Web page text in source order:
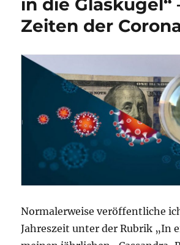
2020
–
Was
Zeiten der
Normalerweise veröffentliche
Jahreszeit unter der Rubrik „In